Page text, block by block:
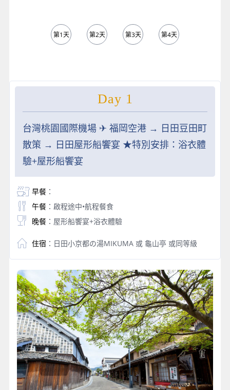
第1天 第2天 第3天 第4天
Day 1
台灣桃園國際機場 ✈︎ 福岡空港 → 日田豆田町
散策 → 日田屋形船饗宴 ★特別安排：浴衣體
驗+屋形船饗宴
早餐：
午餐：啟程途中•航程餐食
晚餐：屋形船饗宴+浴衣體驗
住宿 ：日田小京都の湯MIKUMA 或 龜山亭 或同等級